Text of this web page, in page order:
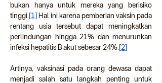
bukan hanya untuk mereka yang berisiko
tinggi. [1] Hal ini karena pemberian vaksin pada
rentang usia tersebut dapat meningkatkan
perlindungan hingga 21% dan menurunkan
infeksi hepatitis B akut sebesar 24%. [2]
Artinya, vaksinasi pada orang dewasa dapat
menjadi salah satu langkah penting untuk